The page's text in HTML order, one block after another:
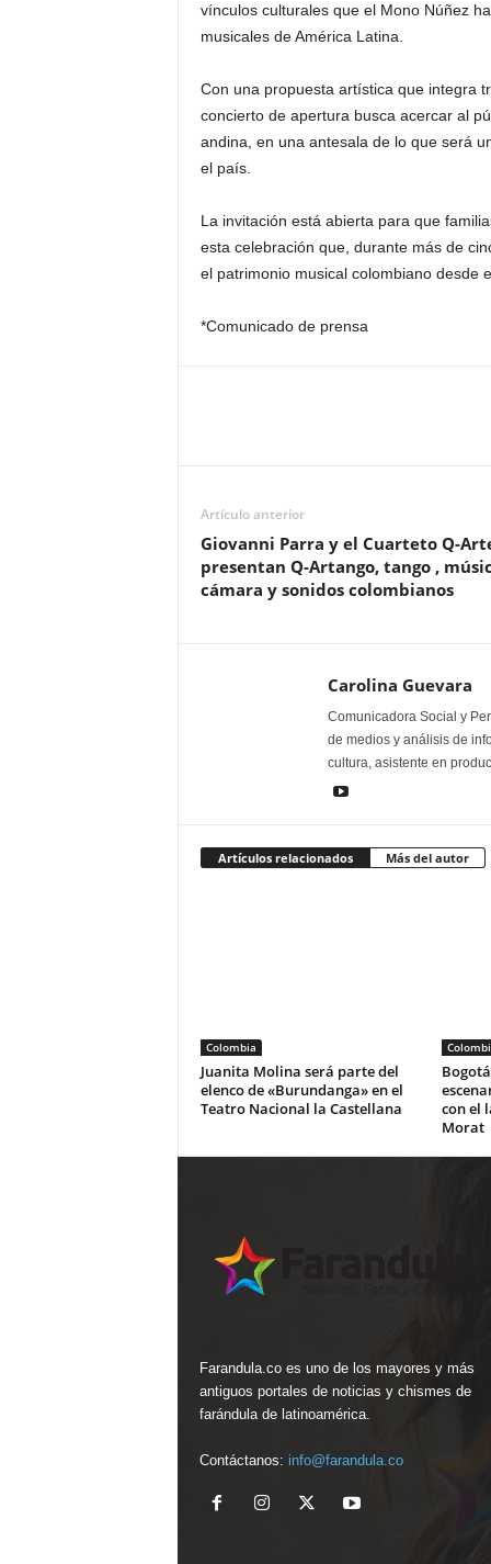
vínculos culturales que el Mono Núñez
musicales de América Latina.
Con una propuesta artística que integra
concierto de apertura busca acercar al
andina, en una antesala de lo que será
el país.
La invitación está abierta para que
esta celebración que, durante más de
el patrimonio musical colombiano desde
*Comunicado de prensa
Artículo anterior
Giovanni Parra y el Cuarteto Q-
presentan Q-Artango, tango ,
cámara y sonidos colombianos
Carolina Guevara
Comunicadora Social y
de medios y análisis de
cultura, asistente en
Artículos relacionados Más del autor
Colombia
Juanita Molina será parte del
elenco de «Burundanga» en el
Teatro Nacional la Castellana
con el
Morat
Farandula.co es uno de los mayores y más
antiguos portales de noticias y chismes de
farándula de latinoamérica.
Contáctanos: info@farandula.co